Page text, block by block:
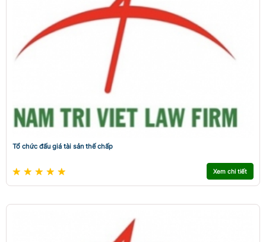
Tổ chức đấu giá tài sản thế chấp
Xem chi tiết